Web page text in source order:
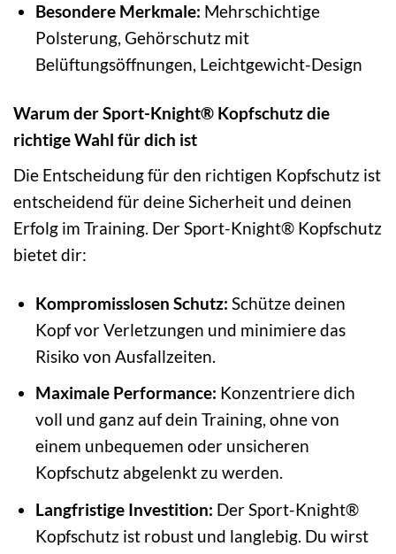
Besondere Merkmale: Mehrschichtige
Polsterung, Gehörschutz mit
Belüftungsöffnungen, Leichtgewicht-Design
Warum der Sport-Knight® Kopfschutz die
richtige Wahl für dich ist
Die Entscheidung für den richtigen Kopfschutz ist
entscheidend für deine Sicherheit und deinen
Erfolg im Training. Der Sport-Knight® Kopfschutz
bietet dir:
Kompromisslosen Schutz: Schütze deinen
Kopf vor Verletzungen und minimiere das
Risiko von Ausfallzeiten.
Maximale Performance: Konzentriere dich
voll und ganz auf dein Training, ohne von
einem unbequemen oder unsicheren
Kopfschutz abgelenkt zu werden.
Langfristige Investition: Der Sport-Knight®
Kopfschutz ist robust und langlebig. Du wirst